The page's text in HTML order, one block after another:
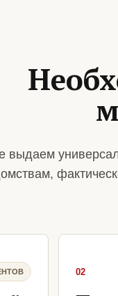
выдаем
02